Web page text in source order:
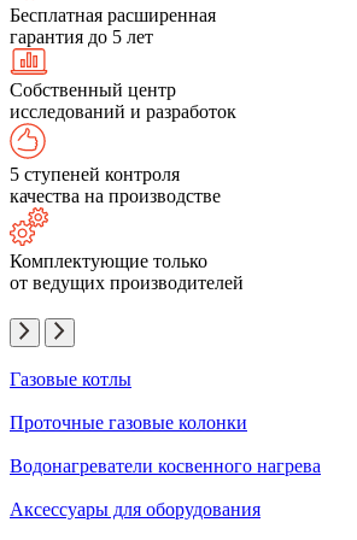
Бесплатная расширенная
гарантия до 5 лет
Собственный центр
исследований и разработок
5 ступеней контроля
качества на производстве
Комплектующие только
от ведущих производителей
Газовые котлы
Проточные газовые колонки
Водонагреватели косвенного нагрева
Аксессуары для оборудования